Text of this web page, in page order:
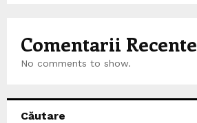
Comentarii Recente
No comments to show.
Căutare